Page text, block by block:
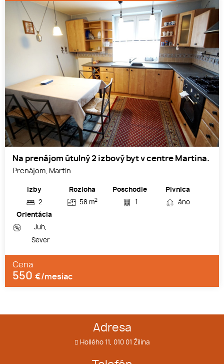
Na prenájom útulný 2 izbový byt v centre Martina.
Prenájom, Martin
Izby
2
Rozloha
58 m2
Poschodie
1
Pivnica
áno
Orientácia
Juh,
Sever
Cena
550 €/mesiac
Adresa
Hollého 11, 010 01 Žilina